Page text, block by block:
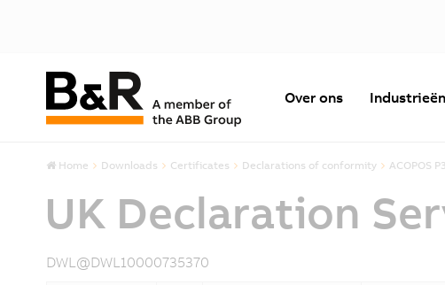
Over ons Industrieën
Home Downloads Certificates Declarations of conformity ACOPOS P3
UK Declaration
DWL@DWL10000735370